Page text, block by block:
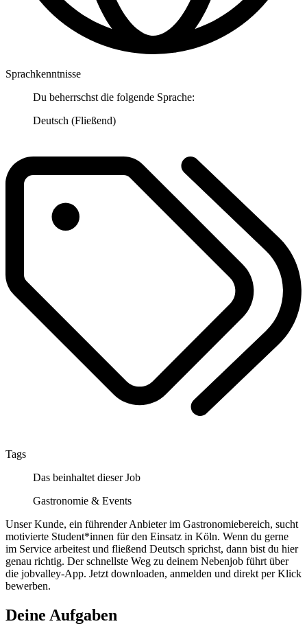
Sprachkenntnisse
Du beherrschst die folgende Sprache:
Deutsch (Fließend)
Tags
Das beinhaltet dieser Job
Gastronomie & Events
Unser Kunde, ein führender Anbieter im Gastronomiebereich, sucht
motivierte Student*innen für den Einsatz in Köln. Wenn du gerne
im Service arbeitest und fließend Deutsch sprichst, dann bist du hier
genau richtig. Der schnellste Weg zu deinem Nebenjob führt über
die jobvalley-App. Jetzt downloaden, anmelden und direkt per Klick
bewerben.
Deine Aufgaben